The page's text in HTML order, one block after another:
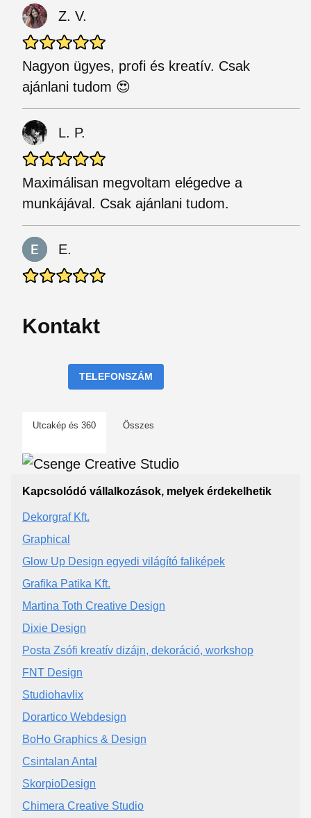
Z. V.
Nagyon ügyes, profi és kreatív. Csak
ajánlani tudom 😍
L. P.
Maximálisan megvoltam elégedve a
munkájával. Csak ajánlani tudom.
E.
Kontakt
TELEFONSZÁM
Utcakép és 360 Összes
Kapcsolódó vállalkozások, melyek érdekelhetik
Dekorgraf Kft.
Graphical
Glow Up Design egyedi világító faliképek
Grafika Patika Kft.
Martina Toth Creative Design
Dixie Design
Posta Zsófi kreatív dizájn, dekoráció, workshop
FNT Design
Studiohavlix
Dorartico Webdesign
BoHo Graphics & Design
Csintalan Antal
SkorpioDesign
Chimera Creative Studio